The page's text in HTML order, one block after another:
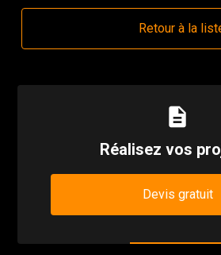
Retour à la
description
Réalisez vos
Devis gratuit